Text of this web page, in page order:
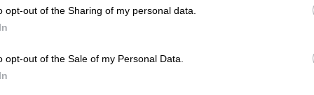
opt-out of the Sharing of my personal data.
opt-out of the Sale of my Personal Data.
Alberto Garzón, durante la inauguración del
¿cómo actuar desde las políticas públicas?'
para ayudar a las familias a escoger juguetes